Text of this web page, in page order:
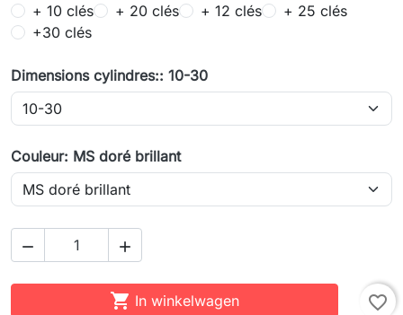
+ 10 clés
+ 20 clés + 12 clés
+ 25 clés
+30 clés
Dimensions cylindres:: 10-30
Couleur: MS doré brillant
 
 In winkelwagen favorite_border